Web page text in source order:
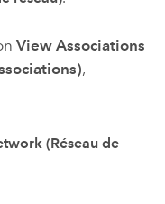
View Associations
,
(Réseau de